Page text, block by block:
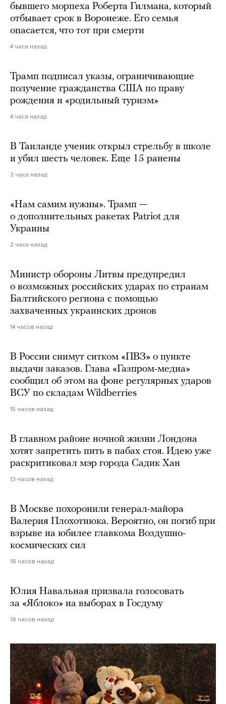
бывшего морпеха Роберта Гилмана, который
отбывает срок в Воронеже. Его семья
опасается, что тот при смерти
4 часа назад
Трамп подписал указы, ограничивающие
получение гражданства США по праву
рождения и «родильный туризм»
4 часа назад
В Таиланде ученик открыл стрельбу в школе
и убил шесть человек. Еще 15 ранены
3 часа назад
«Нам самим нужны». Трамп —
о дополнительных ракетах Patriot для
Украины
2 часа назад
Министр обороны Литвы предупредил
о возможных российских ударах по странам
Балтийского региона с помощью
захваченных украинских дронов
14 часов назад
В России снимут ситком «ПВЗ» о пункте
выдачи заказов. Глава «Газпром-медиа»
сообщил об этом на фоне регулярных ударов
ВСУ по складам Wildberries
15 часов назад
В главном районе ночной жизни Лондона
хотят запретить пить в пабах стоя. Идею уже
раскритиковал мэр города Садик Хан
13 часов назад
В Москве похоронили генерал-майора
Валерия Плохотнюка. Вероятно, он погиб при
взрыве на юбилее главкома Воздушно-
космических сил
18 часов назад
Юлия Навальная призвала голосовать
за «Яблоко» на выборах в Госдуму
18 часов назад